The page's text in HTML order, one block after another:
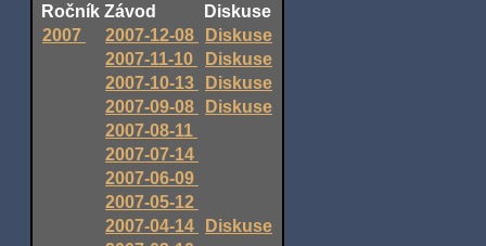
Ročník Závod
Diskuse
2007
2007-12-08
Diskuse
2007-11-10
Diskuse
2007-10-13
Diskuse
2007-09-08
Diskuse
2007-08-11
2007-07-14
2007-06-09
2007-05-12
2007-04-14
Diskuse